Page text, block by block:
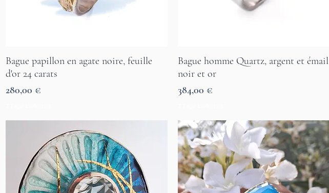
Aperçu rapide
Bague papillon en agate noire, feuille
d'or 24 carats
Prix
280,00 €
Aperçu rapide
Bague homme Quartz, argent et émail
noir et or
Prix
384,00 €